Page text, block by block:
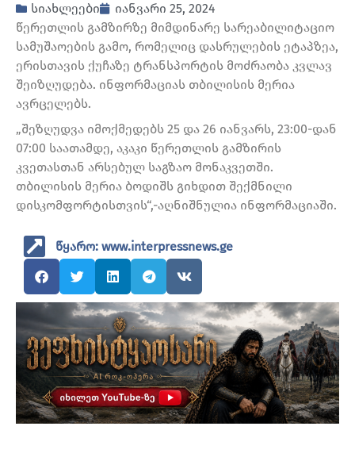
სიახლეები
იანვარი 25, 2024
წერეთლის გამზირზე მიმდინარე სარეაბილიტაციო
სამუშაოების გამო, რომელიც დასრულების ეტაპზეა,
ერისთავის ქუჩაზე ტრანსპორტის მოძრაობა კვლავ
შეიზღუდება. ინფორმაციას თბილისის მერია
ავრცელებს.
„შეზღუდვა იმოქმედებს 25 და 26 იანვარს, 23:00-დან
07:00 საათამდე, აკაკი წერეთლის გამზირის
კვეთასთან არსებულ საგზაო მონაკვეთში.
თბილისის მერია ბოდიშს გიხდით შექმნილი
დისკომფორტისთვის“,-აღნიშნულია ინფორმაციაში.
წყარო: www.interpressnews.ge